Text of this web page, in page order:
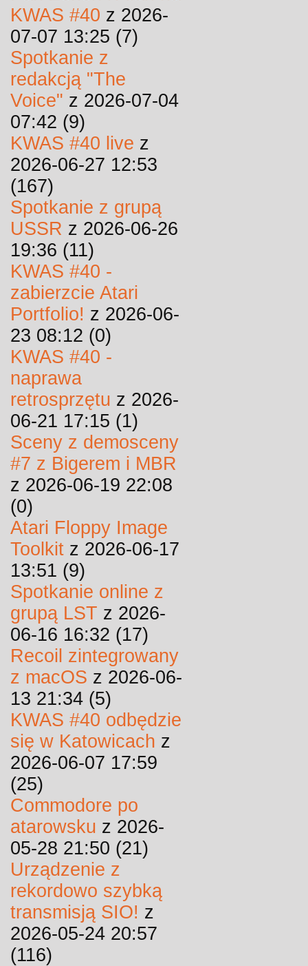
KWAS #40 z 2026-
07-07 13:25 (7)
Spotkanie z
redakcją "The
Voice" z 2026-07-04
07:42 (9)
KWAS #40 live z
2026-06-27 12:53
(167)
Spotkanie z grupą
USSR z 2026-06-26
19:36 (11)
KWAS #40 -
zabierzcie Atari
Portfolio! z 2026-06-
23 08:12 (0)
KWAS #40 -
naprawa
retrosprzętu z 2026-
06-21 17:15 (1)
Sceny z demosceny
#7 z Bigerem i MBR
z 2026-06-19 22:08
(0)
Atari Floppy Image
Toolkit z 2026-06-17
13:51 (9)
Spotkanie online z
grupą LST z 2026-
06-16 16:32 (17)
Recoil zintegrowany
z macOS z 2026-06-
13 21:34 (5)
KWAS #40 odbędzie
się w Katowicach z
2026-06-07 17:59
(25)
Commodore po
atarowsku z 2026-
05-28 21:50 (21)
Urządzenie z
rekordowo szybką
transmisją SIO! z
2026-05-24 20:57
(116)